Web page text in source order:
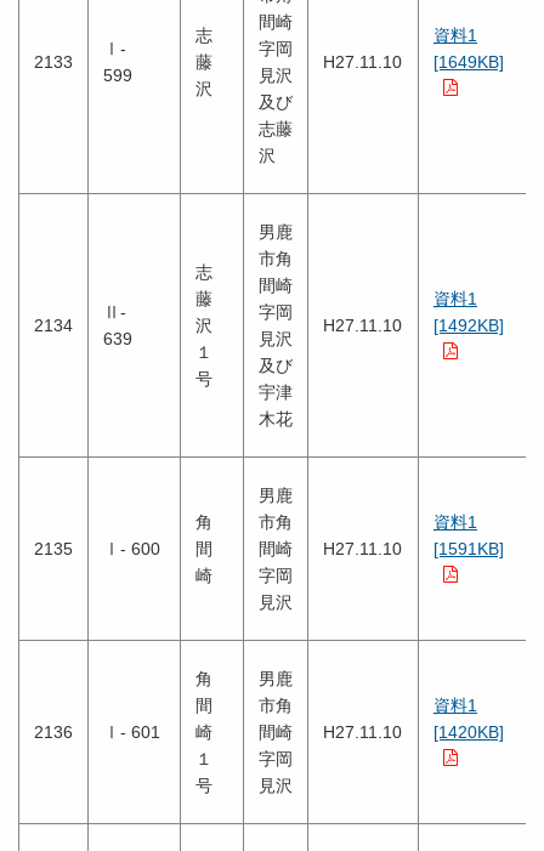
2133
Ⅰ-
599
志
藤
沢
間崎
字岡
見沢
及び
志藤
沢
H27.11.10
資料1
[1649KB]
2134
Ⅱ-
639
志
藤
沢
１
号
男鹿
市角
間崎
字岡
見沢
及び
宇津
木花
H27.11.10
資料1
[1492KB]
2135 Ⅰ- 600
角
間
崎
男鹿
市角
間崎
字岡
見沢
H27.11.10
資料1
[1591KB]
2136 Ⅰ- 601
角
間
崎
１
号
男鹿
市角
間崎
字岡
見沢
H27.11.10
資料1
[1420KB]